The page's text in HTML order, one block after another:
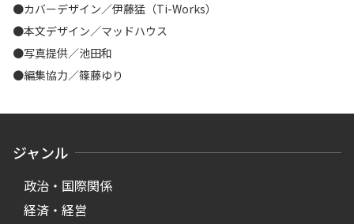
●カバーデザイン／伊藤猛（Ti-Works）
●本文デザイン／マッドハウス
●写真提供／池田和
●編集協力／篠藤ゆり
ジャンル
政治・国際関係
経済・経営